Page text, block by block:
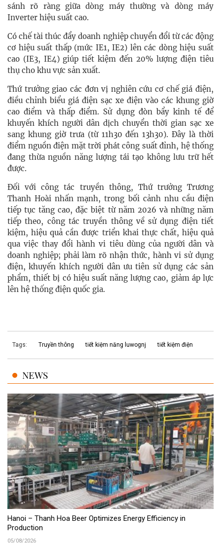
sánh rõ ràng giữa dòng máy thường và dòng máy
Inverter hiệu suất cao.
Có chế tài thúc đẩy doanh nghiệp chuyển đổi từ các động
cơ hiệu suất thấp (mức IE1, IE2) lên các dòng hiệu suất
cao (IE3, IE4) giúp tiết kiệm đến 20% lượng điện tiêu
thụ cho khu vực sản xuất.
Thứ trưởng giao các đơn vị nghiên cứu cơ chế giá điện,
điều chỉnh biểu giá điện sạc xe điện vào các khung giờ
cao điểm và thấp điểm. Sử dụng đòn bẩy kinh tế để
khuyến khích người dân dịch chuyển thời gian sạc xe
sang khung giờ trưa (từ 11h30 đến 13h30). Đây là thời
điểm nguồn điện mặt trời phát công suất đỉnh, hệ thống
đang thừa nguồn năng lượng tái tạo không lưu trữ hết
được.
Đối với công tác truyền thông, Thứ trưởng Trương
Thanh Hoài nhấn mạnh, trong bối cảnh nhu cầu điện
tiếp tục tăng cao, đặc biệt từ năm 2026 và những năm
tiếp theo, công tác truyền thông về sử dụng điện tiết
kiệm, hiệu quả cần được triển khai thực chất, hiệu quả
qua việc thay đổi hành vi tiêu dùng của người dân và
doanh nghiệp; phải làm rõ nhận thức, hành vi sử dụng
điện, khuyến khích người dân ưu tiên sử dụng các sản
phẩm, thiết bị có hiệu suất năng lượng cao, giảm áp lực
lên hệ thống điện quốc gia.
Tags: Truyền thông tiết kiệm năng luwognj tiết kiệm điện
NEWS
Hanoi – Thanh Hoa Beer Optimizes Energy Efficiency in
Production
05/08/2026